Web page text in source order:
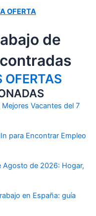
OFERTA
de
Vacantes del 7
para Encontrar Empleo
Agosto de 2026: Hogar,
en España: guía